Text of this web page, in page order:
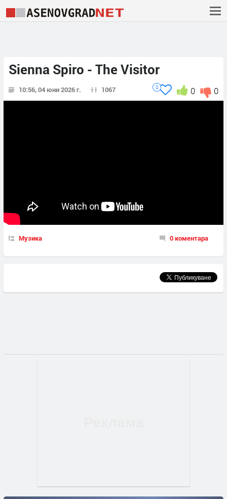
Sienna Spiro - The Visitor
10:56, 04 юни 2026 г. 1067 0
0
0
Музика 0 коментара